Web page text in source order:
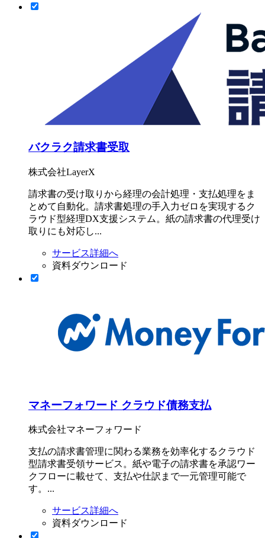
バクラク請求書受取
株式会社LayerX
請求書の受け取りから経理の会計処理・支払処理をま
とめて自動化。請求書処理の手入力ゼロを実現するク
ラウド型経理DX支援システム。紙の請求書の代理受け
取りにも対応し...
サービス詳細へ
資料ダウンロード
マネーフォワード クラウド債務支払
株式会社マネーフォワード
支払の請求書管理に関わる業務を効率化するクラウド
型請求書受領サービス。紙や電子の請求書を承認ワー
クフローに載せて、支払や仕訳まで一元管理可能で
す。...
サービス詳細へ
資料ダウンロード